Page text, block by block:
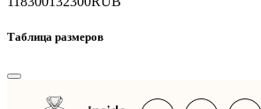
Таблица размеров